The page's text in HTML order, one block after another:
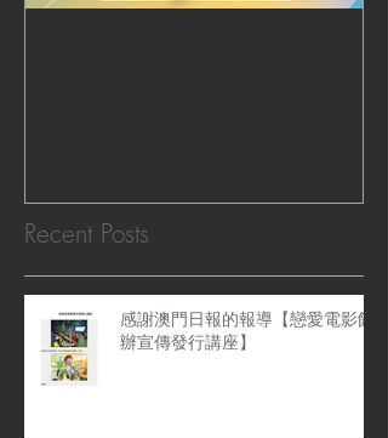
Recent Posts
感謝澳門日報的報導【戀愛電影館
辦宣傳發行講座】